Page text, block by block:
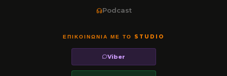
Podcast
ΕΠΙΚΟΙΝΩΝΊΑ ΜΕ ΤΟ STUDIO
Viber